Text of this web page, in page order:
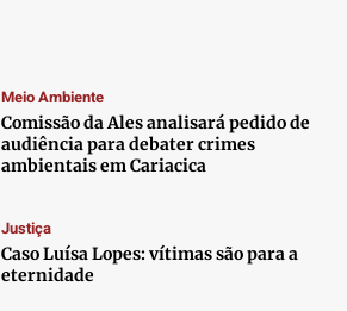
Meio Ambiente
Comissão da Ales analisará pedido de
audiência para debater crimes
ambientais em Cariacica
Justiça
Caso Luísa Lopes: vítimas são para a
eternidade